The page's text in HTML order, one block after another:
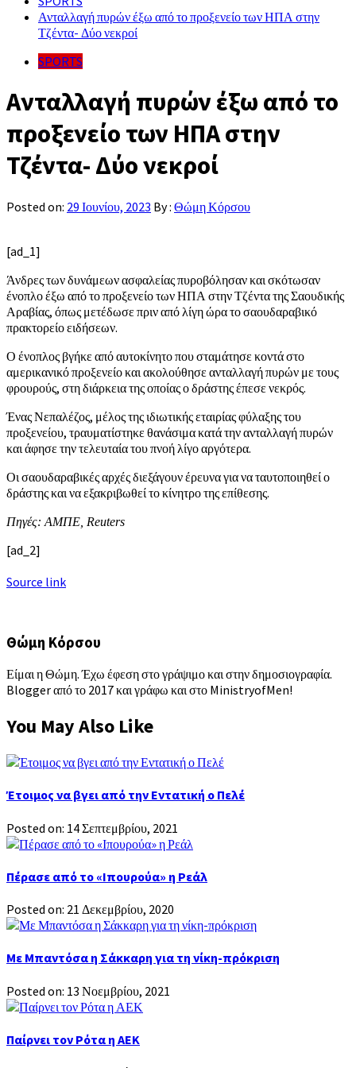
Ανταλλαγή πυρών έξω από το προξενείο των ΗΠΑ στην
Τζέντα- Δύο νεκροί
SPORTS
Ανταλλαγή πυρών έξω από το
προξενείο των ΗΠΑ στην
Τζέντα- Δύο νεκροί
Posted on: 29 Ιουνίου, 2023 By : Θώμη Κόρσου
[ad_1]
Άνδρες των δυνάμεων ασφαλείας πυροβόλησαν και σκότωσαν
ένοπλο έξω από το προξενείο των ΗΠΑ στην Τζέντα της Σαουδικής
Αραβίας, όπως μετέδωσε πριν από λίγη ώρα το σαουδαραβικό
πρακτορείο ειδήσεων.
Ο ένοπλος βγήκε από αυτοκίνητο που σταμάτησε κοντά στο
αμερικανικό προξενείο και ακολούθησε ανταλλαγή πυρών με τους
φρουρούς, στη διάρκεια της οποίας ο δράστης έπεσε νεκρός.
Ένας Νεπαλέζος, μέλος της ιδιωτικής εταιρίας φύλαξης του
προξενείου, τραυματίστηκε θανάσιμα κατά την ανταλλαγή πυρών
και άφησε την τελευταία του πνοή λίγο αργότερα.
Οι σαουδαραβικές αρχές διεξάγουν έρευνα για να ταυτοποιηθεί ο
δράστης και να εξακριβωθεί το κίνητρο της επίθεσης.
Πηγές: ΑΜΠΕ, Reuters
[ad_2]
Source link
Θώμη Κόρσου
Είμαι η Θώμη. Έχω έφεση στο γράψιμο και στην δημοσιογραφία.
Blogger από το 2017 και γράφω και στο MinistryofMen!
You May Also Like
Έτοιμος να βγει από την Εντατική ο Πελέ
Posted on: 14 Σεπτεμβρίου, 2021
Πέρασε από το «Ιπουρούα» η Ρεάλ
Posted on: 21 Δεκεμβρίου, 2020
Με Μπαντόσα η Σάκκαρη για τη νίκη-πρόκριση
Posted on: 13 Νοεμβρίου, 2021
Παίρνει τον Ρότα η ΑΕΚ